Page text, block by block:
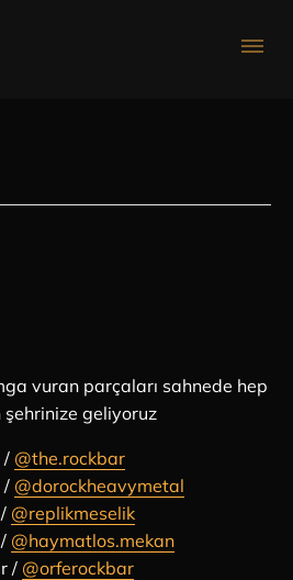
vuran parçaları sahnede hep
şehrinize geliyoruz
/ @the.rockbar
/ @dorockheavymetal
@replikmeselik
@haymatlos.mekan
/ @orferockbar